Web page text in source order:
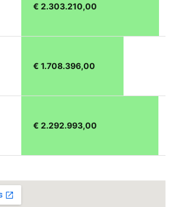
€ 2.303.210,00
€ 1.708.396,00
€ 2.292.993,00